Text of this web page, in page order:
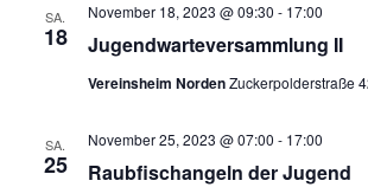
SA.
18 Jugendwarteversammlung II
November 18, 2023 @ 09:30 - 17:00
Vereinsheim NordenZuckerpolderstraße
SA.
25 Raubfischangeln der Jugend
November 25, 2023 @ 07:00 - 17:00